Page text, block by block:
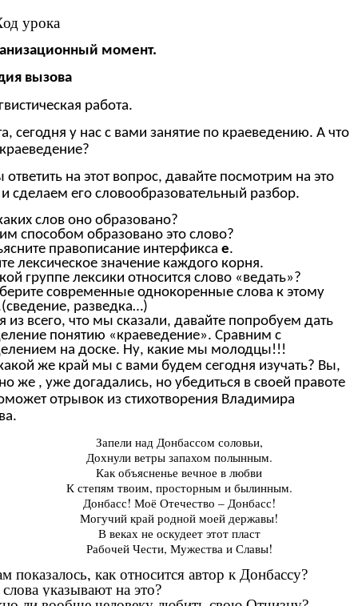
урока
момент.
вызова
работа.
сегодня у нас с вами занятие по краеведению. А что
на этот вопрос, давайте посмотрим на это
сделаем его словообразовательный разбор.
слов оно образовано?
способом образовано это слово?
правописание интерфиксае.
лексическое значение каждого корня.
группе лексики относится слово «ведать»?
современные однокоренные слова к этому
разведка…)
из всего, что мы сказали, давайте попробуем дать
понятию «краеведение». Сравним с
на доске. Ну, какие мы молодцы!!!
же край мы с вами будем сегодня изучать? Вы,
же , уже догадались, но убедиться в своей правоте
отрывок из стихотворения Владимира
Запели над Донбассом соловьи,
Дохнули ветры запахом полынным.
Как объясненье вечное в любви
К степям твоим, просторным и былинным.
Донбасс! Моё Отечество – Донбасс!
Могучий край родной моей державы!
В веках не оскудеет этот пласт
Рабочей Чести, Мужества и Славы!
показалось, как относится автор к Донбассу?
указывают на это?